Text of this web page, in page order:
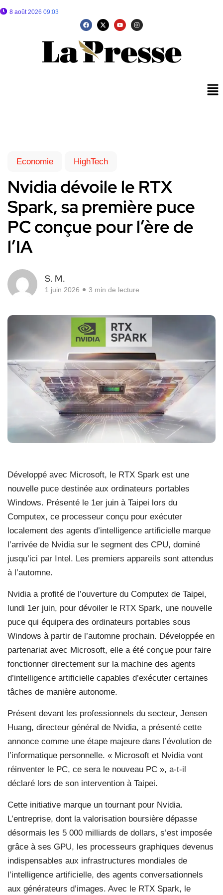
8 août 2026 09:03
Economie HighTech
Nvidia dévoile le RTX
Spark, sa première puce
PC conçue pour l’ère de
l’IA
S. M.
1 juin 2026 3 min de lecture
Développé avec Microsoft, le RTX Spark est une
nouvelle puce destinée aux ordinateurs portables
Windows. Présenté le 1er juin à Taipei lors du
Computex, ce processeur conçu pour exécuter
localement des agents d’intelligence artificielle marque
l’arrivée de Nvidia sur le segment des CPU, dominé
jusqu’ici par Intel. Les premiers appareils sont attendus
à l’automne.
Nvidia a profité de l’ouverture du Computex de Taipei,
lundi 1er juin, pour dévoiler le RTX Spark, une nouvelle
puce qui équipera des ordinateurs portables sous
Windows à partir de l’automne prochain. Développée en
partenariat avec Microsoft, elle a été conçue pour faire
fonctionner directement sur la machine des agents
d’intelligence artificielle capables d’exécuter certaines
tâches de manière autonome.
Présent devant les professionnels du secteur, Jensen
Huang, directeur général de Nvidia, a présenté cette
annonce comme une étape majeure dans l’évolution de
l’informatique personnelle. « Microsoft et Nvidia vont
réinventer le PC, ce sera le nouveau PC », a-t-il
déclaré lors de son intervention à Taipei.
Cette initiative marque un tournant pour Nvidia.
L’entreprise, dont la valorisation boursière dépasse
désormais les 5 000 milliards de dollars, s’est imposée
grâce à ses GPU, les processeurs graphiques devenus
indispensables aux infrastructures mondiales de
l’intelligence artificielle, des agents conversationnels
aux générateurs d’images. Avec le RTX Spark, le